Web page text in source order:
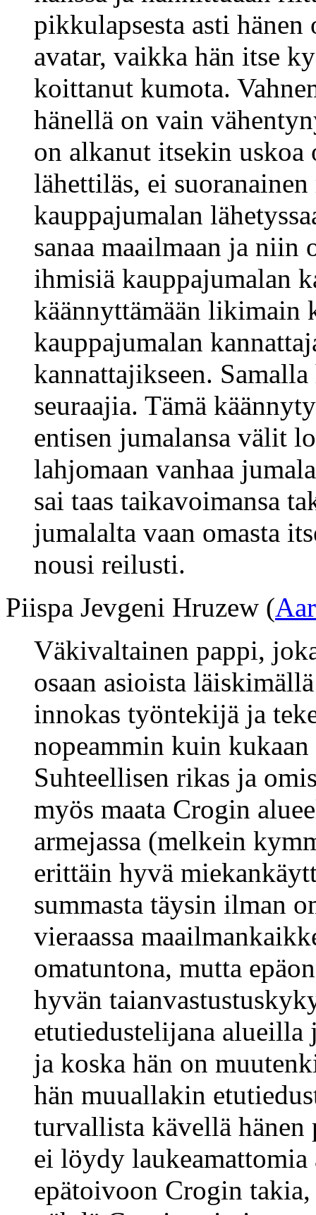
pikkulapsesta asti
avatar, vaikka hän itse
koittanut kumota.
hänellä on vain
on alkanut itsekin uskoa
lähettiläs, ei
kauppajumalan
sanaa maailmaan ja niin
ihmisiä kauppajumalan
käännyttämään likimain
kauppajumalan
kannattajikseen.
seuraajia. Tämä
entisen jumalansa välit
lahjomaan vanhaa
sai taas taikavoimansa
jumalalta vaan omasta
nousi reilusti.
Piispa Jevgeni Hruzew (
Väkivaltainen pappi,
osaan asioista
innokas työntekijä ja
nopeammin kuin
Suhteellisen rikas ja
myös maata Crogin
armejassa (melkein
erittäin hyvä
summasta täysin ilman
vieraassa
omatuntona, mutta
hyvän
etutiedustelijana alueilla
ja koska hän on
hän muuallakin
turvallista kävellä hänen
ei löydy
epätoivoon Crogin